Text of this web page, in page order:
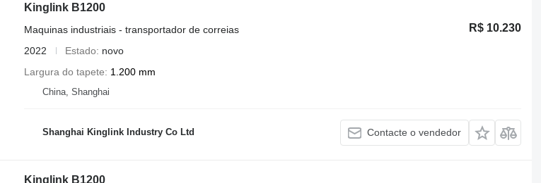
Kinglink B1200
R$ 10.230
Maquinas industriais - transportador de correias
2022
Estado
novo
Largura do tapete
1.200 mm
China, Shanghai
Shanghai Kinglink Industry Co Ltd Contacte o vendedor
Kinglink B1200